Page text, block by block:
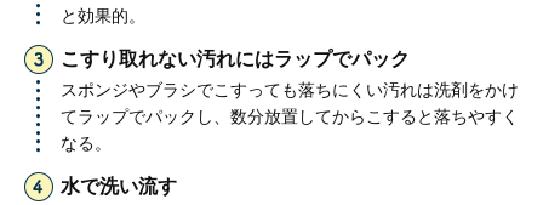
と効果的。
こすり取れない汚れにはラップでパック
スポンジやブラシでこすっても落ちにくい汚れは洗剤をかけ
てラップでパックし、数分放置してからこすると落ちやすく
なる。
水で洗い流す